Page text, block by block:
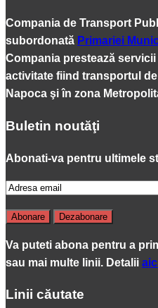
Compania de Transport
subordonată Primariei
Compania prestează
activitate fiind transportul
Napoca şi în zona
Buletin noutăţi
Abonati-va pentru ultimele
Va puteti abona pentru a
sau mai multe linii. Detalii
Linii căutate